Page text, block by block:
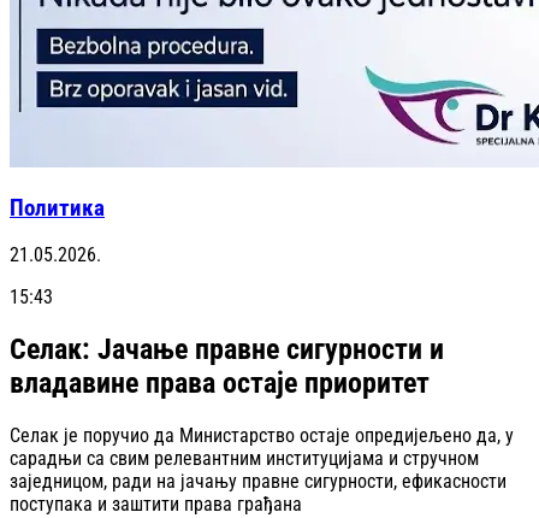
Политика
21.05.2026.
15:43
Селак: Јачање правне сигурности и
владавине права остаје приоритет
Селак је поручио да Министарство остаје опредијељено да, у
сарадњи са свим релевантним институцијама и стручном
заједницом, ради на јачању правне сигурности, ефикасности
поступака и заштити права грађана